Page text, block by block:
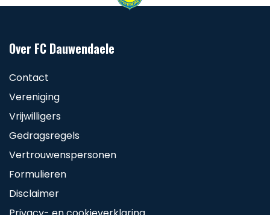
Over FC Dauwendaele
Contact
Vereniging
Vrijwilligers
Gedragsregels
Vertrouwenspersonen
Formulieren
Disclaimer